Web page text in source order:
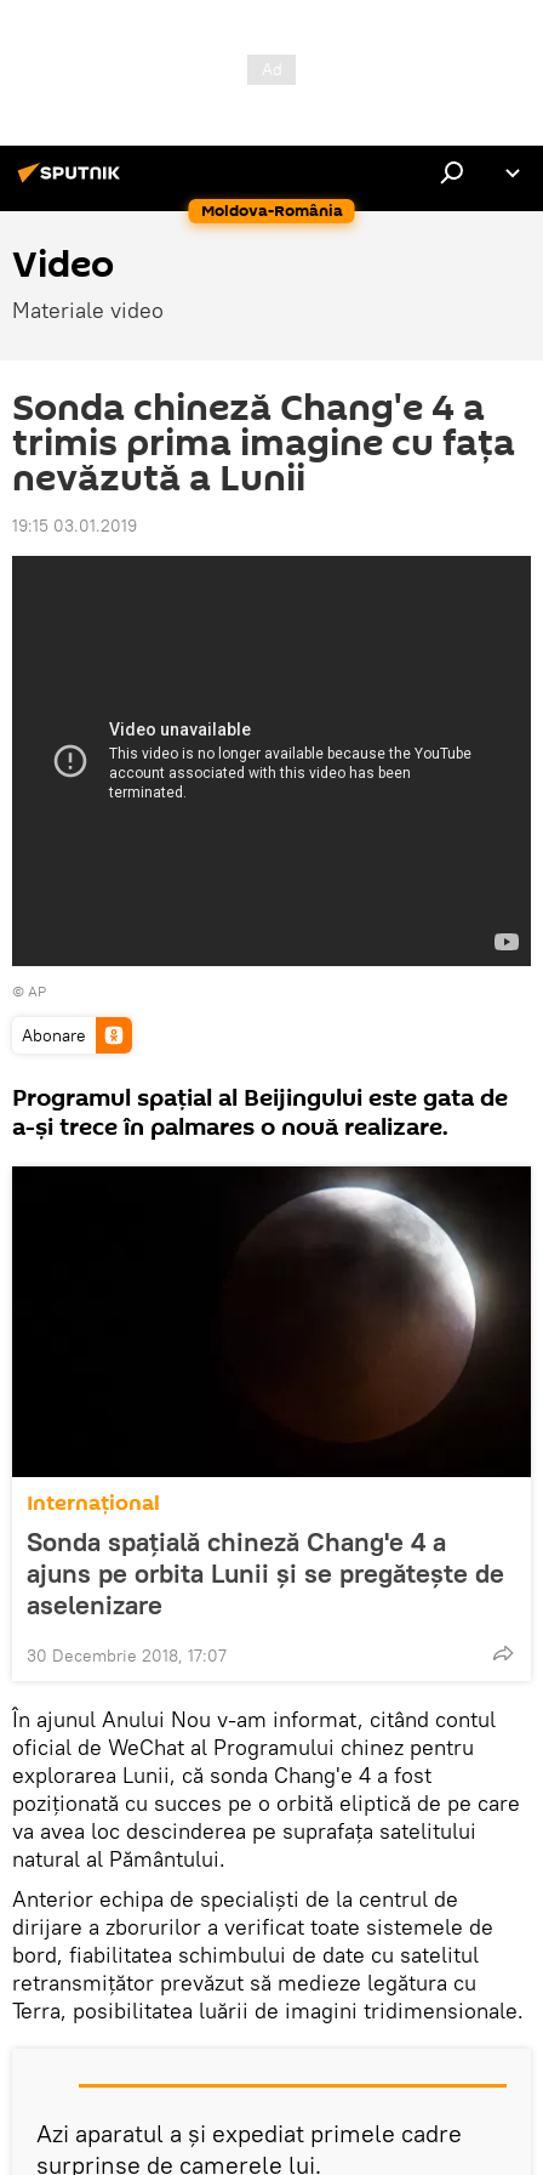
Moldova-România
Video
Materiale video
Sonda chineză Chang'e 4 a
trimis prima imagine cu fața
nevăzută a Lunii
19:15 03.01.2019
© AP
Abonare
Programul spațial al Beijingului este gata de
a-și trece în palmares o nouă realizare.
Internaţional
Sonda spațială chineză Chang'e 4 a
ajuns pe orbita Lunii și se pregătește de
aselenizare
30 Decembrie 2018, 17:07
În ajunul Anului Nou v-am informat, citând contul
oficial de WeChat al Programului chinez pentru
explorarea Lunii, că sonda Chang'e 4 a fost
poziționată cu succes pe o orbită eliptică de pe care
va avea loc descinderea pe suprafața satelitului
natural al Pământului.
Anterior echipa de specialiști de la centrul de
dirijare a zborurilor a verificat toate sistemele de
bord, fiabilitatea schimbului de date cu satelitul
retransmițător prevăzut să medieze legătura cu
Terra, posibilitatea luării de imagini tridimensionale.
Azi aparatul a și expediat primele cadre
surprinse de camerele lui.